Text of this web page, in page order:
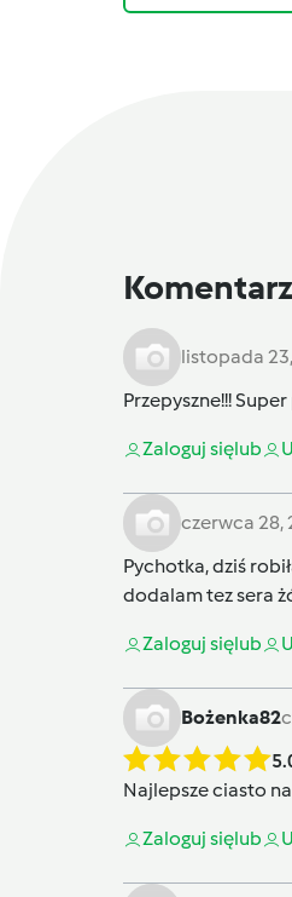
listopada
Przepyszne!!!
Zaloguj sięlub
czerwca 28,
Pychotka, dziś
dodalam tez sera
Zaloguj sięlub
Bożenka82
Najlepsze ciasto
Zaloguj sięlub